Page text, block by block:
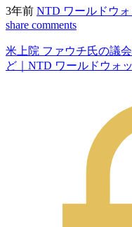
3年前 NTD ワールドウ
share comments
米上院 ファウチ氏の議
ど｜NTD ワールドウォ